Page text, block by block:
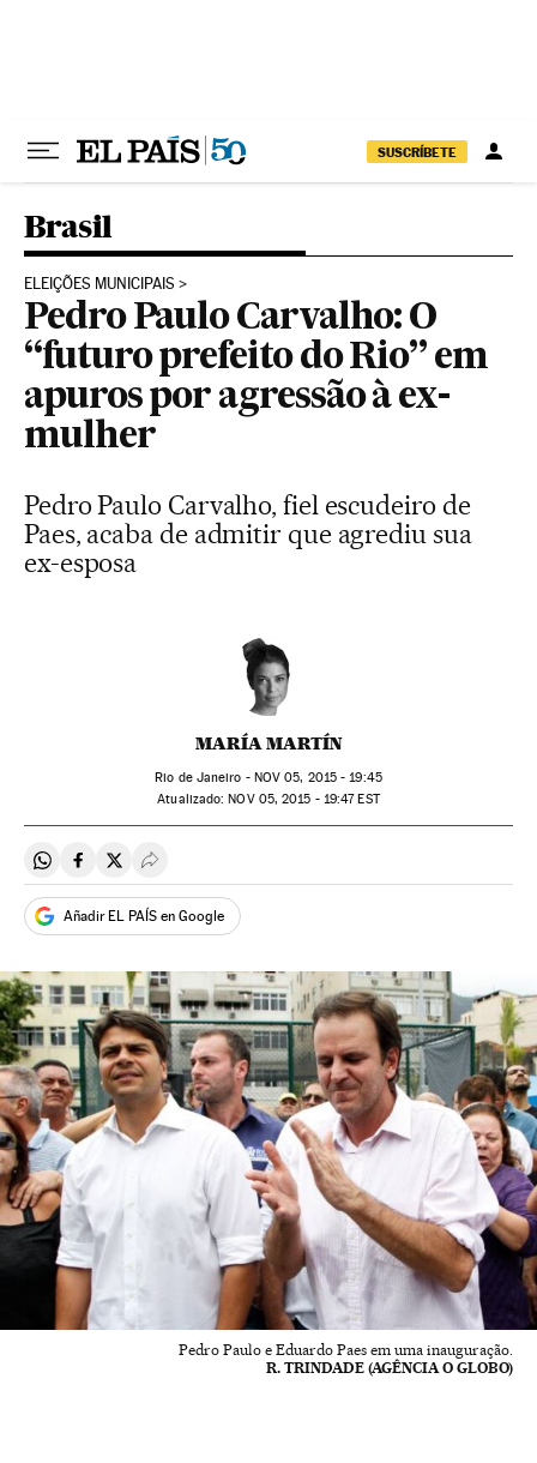
SUSCRÍBETE
Brasil
ELEIÇÕES MUNICIPAIS
Pedro Paulo Carvalho: O
“futuro prefeito do Rio” em
apuros por agressão à ex-
mulher
Pedro Paulo Carvalho, fiel escudeiro de
Paes, acaba de admitir que agrediu sua
ex-esposa
MARÍA MARTÍN
Rio de Janeiro - NOV 05, 2015 - 19:45
atualizado: NOV05, 2015 - 19:47EST
Compartir en Whatsapp
Compartir en Facebook
Compartir en Twitter
Desplegar Redes Sociales
Añadir EL PAÍS en Google
Pedro Paulo e Eduardo Paes em uma inauguração.
R. TRINDADE (AGÊNCIA O GLOBO)